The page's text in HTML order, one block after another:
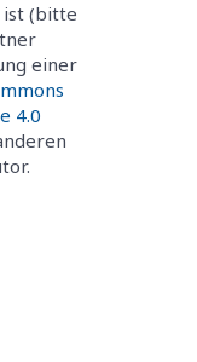
ist (bitte
einer
4.0